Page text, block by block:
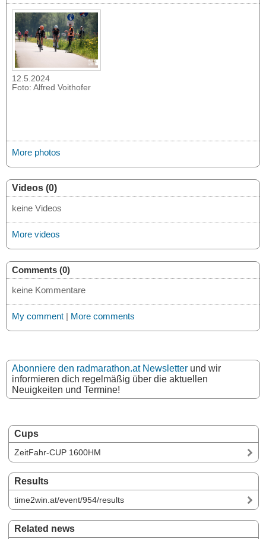
Cups
ZeitFahr-CUP 1600HM
Results
time2win.at/event/954/results
Related news
12.5.2024
Foto: Alfred Voithofer
More photos
Videos (0)
keine Videos
More videos
Comments (0)
keine Kommentare
My comment | More comments
Abonniere den radmarathon.at Newsletter und wir
informieren dich regelmäßig über die aktuellen
Neuigkeiten und Termine!